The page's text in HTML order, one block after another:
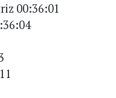
00:36:01